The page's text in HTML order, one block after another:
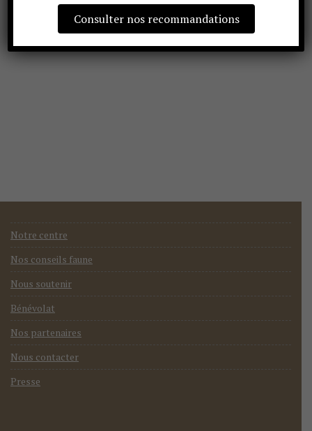
Notre centre
Nos conseils faune
Nous soutenir
Bénévolat
Nos partenaires
Nous contacter
Presse
Consulter nos recommandations